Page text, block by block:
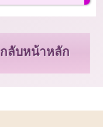
กลับหน้าหลัก